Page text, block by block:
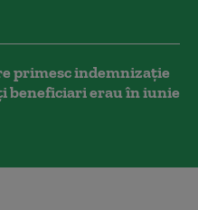
primesc indemnizaţie
beneficiari erau în iunie